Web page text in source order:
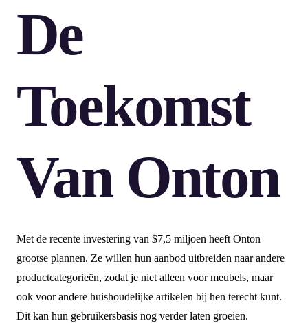
De
Toekomst
Van Onton
Met de recente investering van $7,5 miljoen heeft Onton
grootse plannen. Ze willen hun aanbod uitbreiden naar andere
productcategorieën, zodat je niet alleen voor meubels, maar
ook voor andere huishoudelijke artikelen bij hen terecht kunt.
Dit kan hun gebruikersbasis nog verder laten groeien.